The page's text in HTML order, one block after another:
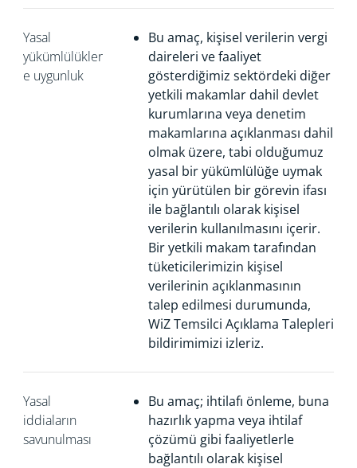
Yasal
yükümlülükler
e uygunluk
Bu amaç, kişisel verilerin vergi
daireleri ve faaliyet
gösterdiğimiz sektördeki diğer
yetkili makamlar dahil devlet
kurumlarına veya denetim
makamlarına açıklanması dahil
olmak üzere, tabi olduğumuz
yasal bir yükümlülüğe uymak
için yürütülen bir görevin ifası
ile bağlantılı olarak kişisel
verilerin kullanılmasını içerir.
Bir yetkili makam tarafından
tüketicilerimizin kişisel
verilerinin açıklanmasının
talep edilmesi durumunda,
WiZ Temsilci Açıklama Talepleri
bildirimimizi izleriz.
Yasal
iddiaların
savunulması
Bu amaç; ihtilafı önleme, buna
hazırlık yapma veya ihtilaf
çözümü gibi faaliyetlerle
bağlantılı olarak kişisel